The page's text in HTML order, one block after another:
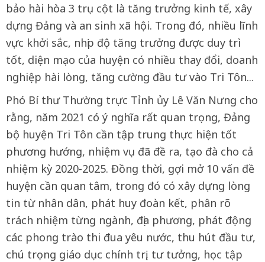
bảo hài hòa 3 trụ cột là tăng trưởng kinh tế, xây
dựng Đảng và an sinh xã hội. Trong đó, nhiều lĩnh
vực khởi sắc, nhịp độ tăng trưởng được duy trì
tốt, diện mạo của huyện có nhiều thay đổi, doanh
nghiệp hài lòng, tăng cường đầu tư vào Tri Tôn...
Phó Bí thư Thường trực Tỉnh ủy Lê Văn Nưng cho
rằng, năm 2021 có ý nghĩa rất quan trọng, Đảng
bộ huyện Tri Tôn cần tập trung thực hiện tốt
phương hướng, nhiệm vụ đã đề ra, tạo đà cho cả
nhiệm kỳ 2020-2025. Đồng thời, gợi mở 10 vấn đề
huyện cần quan tâm, trong đó có xây dựng lòng
tin từ nhân dân, phát huy đoàn kết, phân rõ
trách nhiệm từng ngành, địa phương, phát động
các phong trào thi đua yêu nước, thu hút đầu tư,
chú trọng giáo dục chính trị, tư tưởng, học tập